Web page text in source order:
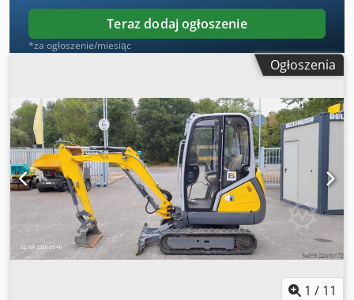
Teraz dodaj ogłoszenie
*za ogłoszenie/miesiąc
Ogłoszenia
1 / 11